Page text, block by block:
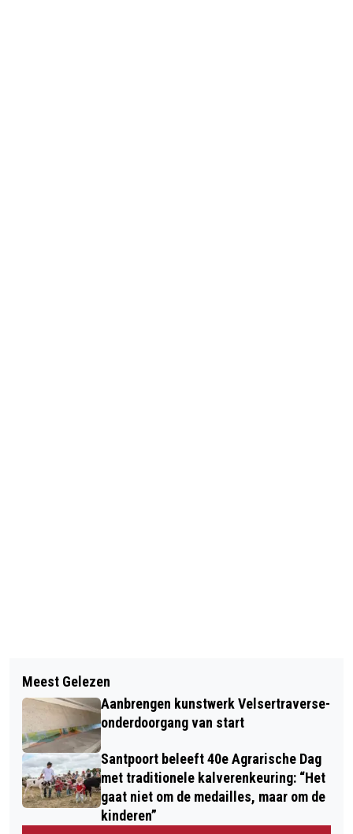
HEEMSKERKS TRIO “HIKE IN THE
FORREST” HEEFT EERSTE POTENTIËLE
HIT OP SPOTIFY
OMWONENDEN EN GREENPEACE
TEGEN VERVUILING TATA STEEL:
‘TATA STEEL, WE ZIJN ER ZIEK VAN’
Meest Gelezen
Aanbrengen kunstwerk Velsertraverse-
onderdoorgang van start
Santpoort beleeft 40e Agrarische Dag
met traditionele kalverenkeuring: “Het
gaat niet om de medailles, maar om de
kinderen”